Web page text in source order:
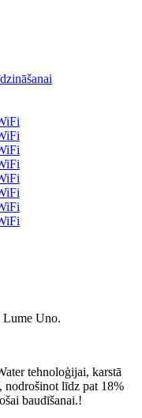
Lume Uno.
tehnoloģijai, karstā
nodrošinot līdz pat 18%
baudīšanai.!